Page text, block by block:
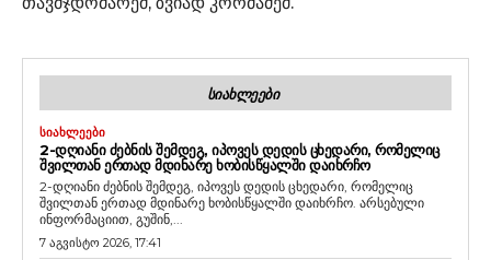
ᲡᲘᲐᲮᲚᲔᲔᲑᲘ
ᲡᲘᲐᲮᲚᲔᲔᲑᲘ
2-ᲓᲦᲘᲐᲜᲘ ᲫᲔᲑᲜᲘᲡ ᲨᲔᲛᲓᲔᲒ, ᲘᲞᲝᲕᲔᲡ ᲓᲔᲓᲘᲡ ᲪᲮᲔᲓᲐᲠᲘ, ᲠᲝᲛᲔᲚᲘᲪ
ᲨᲕᲘᲚᲗᲐᲜ ᲔᲠᲗᲐᲓ ᲛᲓᲘᲜᲐᲠᲔ ᲮᲝᲑᲘᲡᲬᲧᲐᲚᲨᲘ ᲓᲐᲘᲮᲠᲩᲝ
2-დღიანი ძებნის შემდეგ, იპოვეს დედის ცხედარი, რომელიც
შვილთან ერთად მდინარე ხობისწყალში დაიხრჩო. არსებული
ინფორმაციით, გუშინ,...
7 აგვისტო 2026, 17:41